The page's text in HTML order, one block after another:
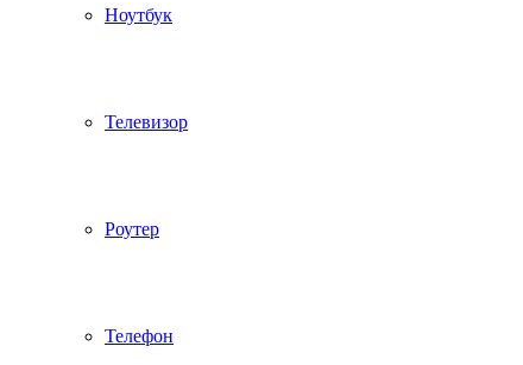
Ноутбук
Телевизор
Роутер
Телефон